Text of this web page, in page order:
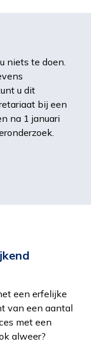
niets te doen.
u dit
bij een
na 1 januari
een erfelijke
van een aantal
met een
alweer?